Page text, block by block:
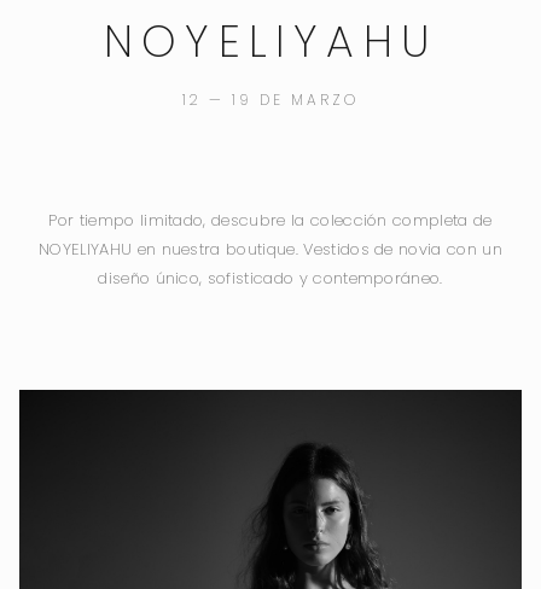
NOYELIYAHU
12 — 19 DE MARZO
Por tiempo limitado, descubre la colección completa de
NOYELIYAHU en nuestra boutique. Vestidos de novia con un
diseño único, sofisticado y contemporáneo.